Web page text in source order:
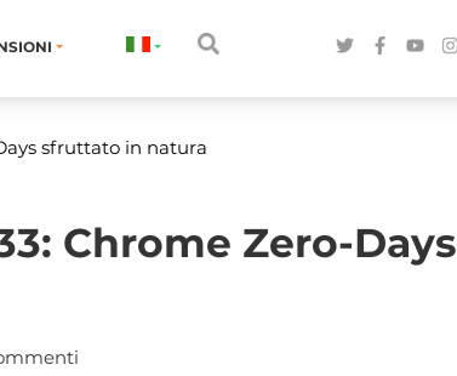
sfruttato in natura
Chrome Zero-Days